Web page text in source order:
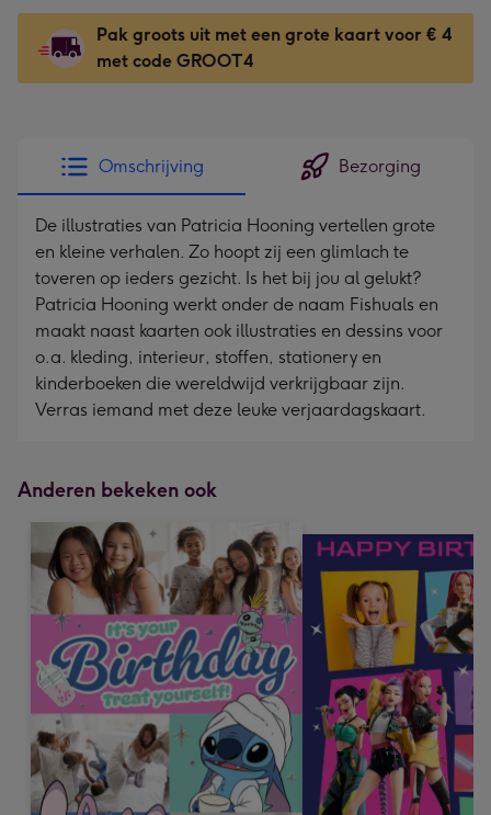
120
x
160
mm
Dimensions:
167
x
€6,49
-
Voor
-
Dimensions:
241
x
333
mm
Pak groots uit met een grote kaart voor € 4
met code GROOT4
Omschrijving Bezorging
De illustraties van Patricia Hooning vertellen grote
en kleine verhalen. Zo hoopt zij een glimlach te
toveren op ieders gezicht. Is het bij jou al gelukt?
Patricia Hooning werkt onder de naam Fishuals en
maakt naast kaarten ook illustraties en dessins voor
o.a. kleding, interieur, stoffen, stationery en
kinderboeken die wereldwijd verkrijgbaar zijn.
Verras iemand met deze leuke verjaardagskaart.
Anderen bekeken ook